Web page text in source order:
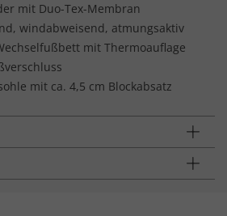
mit Duo-Tex-Membran
windabweisend, atmungsaktiv
mit Thermoauflage
mit ca. 4,5 cm Blockabsatz